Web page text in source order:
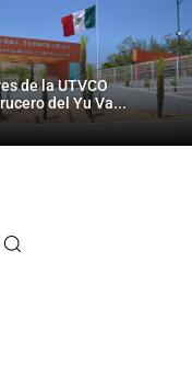
de la UTVCO
del Yu Va...